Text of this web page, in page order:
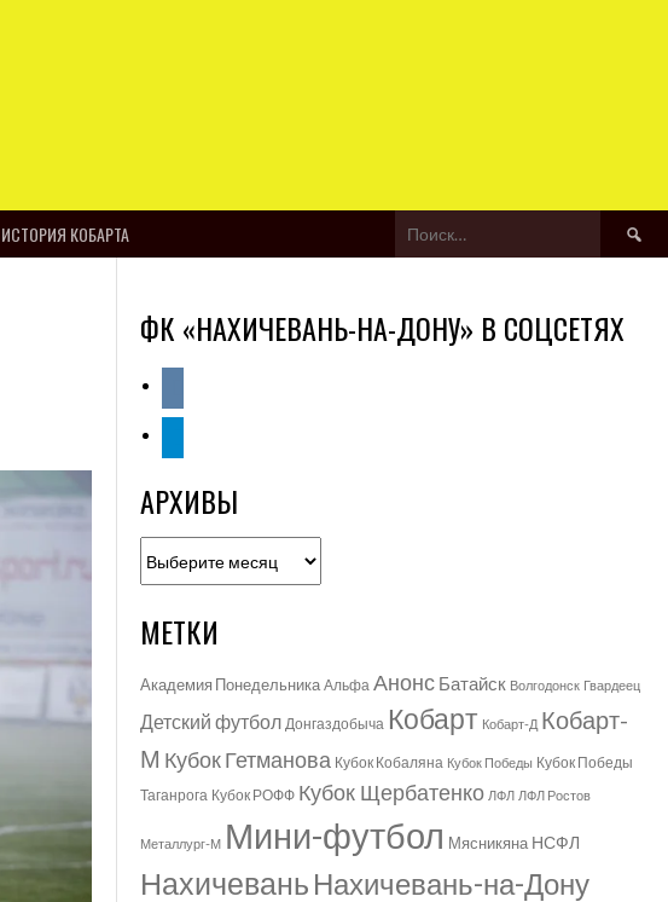
ИСТОРИЯ КОБАРТА Найти:
ФК «НАХИЧЕВАНЬ-НА-ДОНУ» В СОЦСЕТЯХ
АРХИВЫ
МЕТКИ
Академия Понедельника Альфа Анонс Батайск Волгодонск Гвардеец
Детский футбол Донгаздобыча Кобарт Кобарт-Д Кобарт-
М Кубок Гетманова Кубок Кобаляна Кубок Победы Кубок Победы
Таганрога Кубок РОФФ Кубок Щербатенко ЛФЛ ЛФЛ Ростов
Металлург-М Мини-футбол Мясникяна НСФЛ
Нахичевань Нахичевань-на-Дону